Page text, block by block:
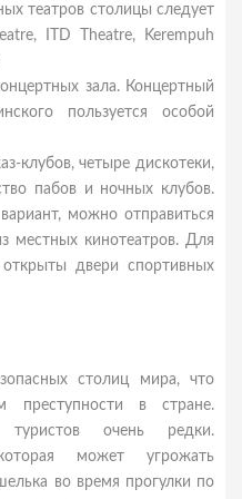
театров столицы следует
ITD Theatre, Kerempuh
зала. Концертный
пользуется особой
клубов, четыре дискотеки,
пабов и ночных клубов.
можно отправиться
местных кинотеатров. Для
двери спортивных
столиц мира, что
преступности в стране.
очень редки.
может угрожать
во время прогулки по